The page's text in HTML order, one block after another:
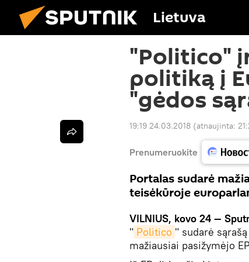
Lietuva
"Politico"
politiką į
"gėdos
19:19 24.03.2018 (atnaujinta:
Prenumeruokite
Portalas sudarė
teisėkūroje
VILNIUS, kovo 24 —
" Politico " sudarė
mažiausiai pasižymėjo